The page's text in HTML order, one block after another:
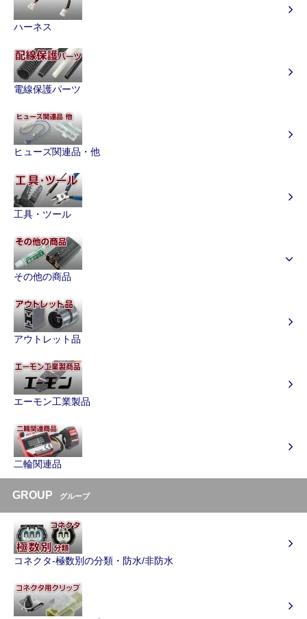
ハーネス
電線保護パーツ
ヒューズ関連品・他
工具・ツール
その他の商品
アウトレット品
エーモン工業製品
二輪関連品
GROUP グループ
コネクタ-極数別の分類・防水/非防水